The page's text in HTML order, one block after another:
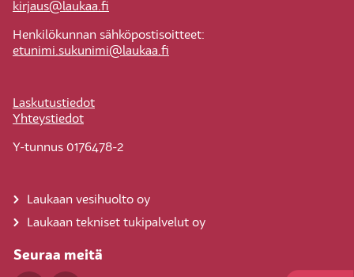
kirjaus@laukaa.fi
Henkilökunnan sähköpostisoitteet:
etunimi.sukunimi@laukaa.fi
Laskutustiedot
Yhteystiedot
Y-tunnus 0176478-2
Laukaan vesihuolto oy
Laukaan tekniset tukipalvelut oy
Seuraa meitä